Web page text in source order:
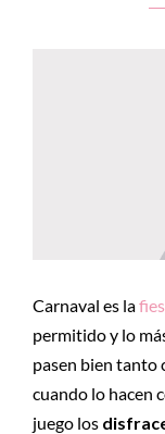
Carnaval es la
permitido y lo
pasen bien tanto
cuando lo hacen
juego los